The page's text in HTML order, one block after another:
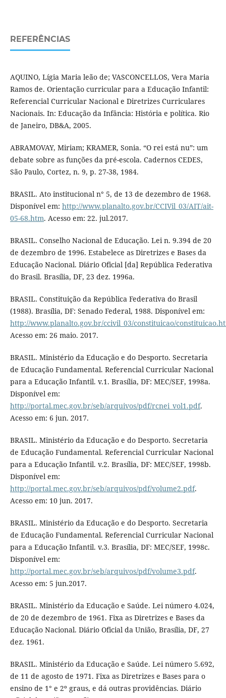
REFERÊNCIAS
AQUINO, Lígia Maria leão de; VASCONCELLOS, Vera Maria
Ramos de. Orientação curricular para a Educação Infantil:
Referencial Curricular Nacional e Diretrizes Curriculares
Nacionais. In: Educação da Infância: História e política. Rio
de Janeiro, DB&A, 2005.
ABRAMOVAY, Miriam; KRAMER, Sonia. “O rei está nu”: um
debate sobre as funções da pré-escola. Cadernos CEDES,
São Paulo, Cortez, n. 9, p. 27-38, 1984.
BRASIL. Ato institucional n° 5, de 13 de dezembro de 1968.
Disponível em: http://www.planalto.gov.br/CCIVil_03/AIT/ait-
05-68.htm. Acesso em: 22. jul.2017.
BRASIL. Conselho Nacional de Educação. Lei n. 9.394 de 20
de dezembro de 1996. Estabelece as Diretrizes e Bases da
Educação Nacional. Diário Oficial [da] República Federativa
do Brasil. Brasília, DF, 23 dez. 1996a.
BRASIL. Constituição da República Federativa do Brasil
(1988). Brasília, DF: Senado Federal, 1988. Disponível em:
http://www.planalto.gov.br/ccivil_03/constituicao/
Acesso em: 26 maio. 2017.
BRASIL. Ministério da Educação e do Desporto. Secretaria
de Educação Fundamental. Referencial Curricular Nacional
para a Educação Infantil. v.1. Brasília, DF: MEC/SEF, 1998a.
Disponível em:
http://portal.mec.gov.br/seb/arquivos/pdf/rcnei_vol1.pdf.
Acesso em: 6 jun. 2017.
BRASIL. Ministério da Educação e do Desporto. Secretaria
de Educação Fundamental. Referencial Curricular Nacional
para a Educação Infantil. v.2. Brasília, DF: MEC/SEF, 1998b.
Disponível em:
http://portal.mec.gov.br/seb/arquivos/pdf/volume2.pdf.
Acesso em: 10 jun. 2017.
BRASIL. Ministério da Educação e do Desporto. Secretaria
de Educação Fundamental. Referencial Curricular Nacional
para a Educação Infantil. v.3. Brasília, DF: MEC/SEF, 1998c.
Disponível em:
http://portal.mec.gov.br/seb/arquivos/pdf/volume3.pdf.
Acesso em: 5 jun.2017.
BRASIL. Ministério da Educação e Saúde. Lei número 4.024,
de 20 de dezembro de 1961. Fixa as Diretrizes e Bases da
Educação Nacional. Diário Oficial da União, Brasília, DF, 27
dez. 1961.
BRASIL. Ministério da Educação e Saúde. Lei número 5.692,
de 11 de agosto de 1971. Fixa as Diretrizes e Bases para o
ensino de 1° e 2º graus, e dá outras providências. Diário